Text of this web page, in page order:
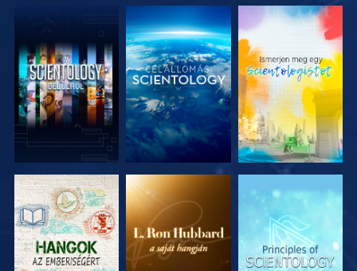
A SOROZAT
RÉSZEI
A SOROZAT
RÉSZEI
A SOROZAT
RÉSZEI